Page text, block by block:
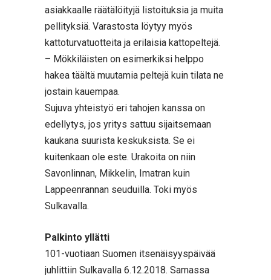
asiakkaalle räätälöityjä listoituksia ja muita
pellityksiä. Varastosta löytyy myös
kattoturvatuotteita ja erilaisia kattopeltejä.
– Mökkiläisten on esimerkiksi helppo
hakea täältä muutamia peltejä kuin tilata ne
jostain kauempaa.
Sujuva yhteistyö eri tahojen kanssa on
edellytys, jos yritys sattuu sijaitsemaan
kaukana suurista keskuksista. Se ei
kuitenkaan ole este. Urakoita on niin
Savonlinnan, Mikkelin, Imatran kuin
Lappeenrannan seuduilla. Toki myös
Sulkavalla.
Palkinto yllätti
101-vuotiaan Suomen itsenäisyyspäivää
juhlittiin Sulkavalla 6.12.2018. Samassa